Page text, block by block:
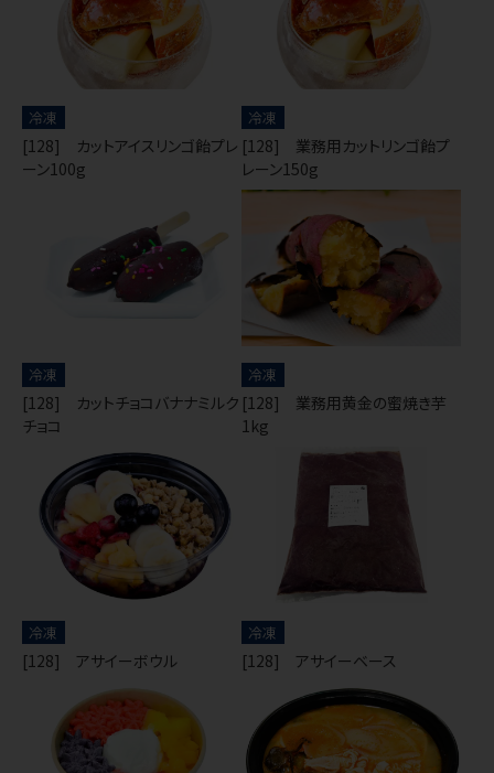
冷凍
[128] カットアイスリンゴ飴プレ
ーン100g
冷凍
[128] 業務用カットリンゴ飴プ
レーン150g
冷凍
[128] カットチョコバナナミルク
チョコ
冷凍
[128] 業務用黄金の蜜焼き芋
1kg
冷凍
[128] アサイーボウル
冷凍
[128] アサイーベース